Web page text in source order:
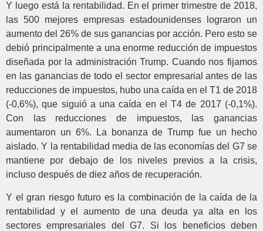
Y luego está la rentabilidad. En el primer trimestre de 2018,
las 500 mejores empresas estadounidenses lograron un
aumento del 26% de sus ganancias por acción. Pero esto se
debió principalmente a una enorme reducción de impuestos
diseñada por la administración Trump. Cuando nos fijamos
en las ganancias de todo el sector empresarial antes de las
reducciones de impuestos, hubo una caída en el T1 de 2018
(-0,6%), que siguió a una caída en el T4 de 2017 (-0,1%).
Con las reducciones de impuestos, las ganancias
aumentaron un 6%. La bonanza de Trump fue un hecho
aislado. Y la rentabilidad media de las economías del G7 se
mantiene por debajo de los niveles previos a la crisis,
incluso después de diez años de recuperación.
Y el gran riesgo futuro es la combinación de la caída de la
rentabilidad y el aumento de una deuda ya alta en los
sectores empresariales del G7. Si los beneficios deben